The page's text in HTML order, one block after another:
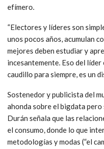
efímero.
“Electores y líderes son
unos pocos años, acumulan
mejores deben estudiar y
incesantemente. Eso del
caudillo para siempre, es un
Sostenedor y publicista del
ahonda sobre el bigdata
Durán señala que las
el consumo, donde lo que
metodologías y modas (“el